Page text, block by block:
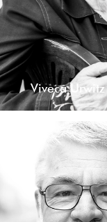
Viveca Urwitz